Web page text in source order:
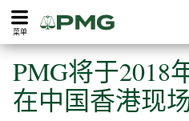
菜单
PMG将于2018
在中国香港现